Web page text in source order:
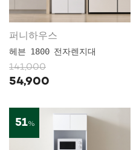
퍼니하우스
헤븐 1800 전자렌지대
141,000
54,900
51%